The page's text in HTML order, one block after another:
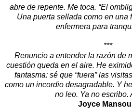
abre de repente. Me toca. “El
Una puerta sellada como en una
enfermera para
***
Renuncio a entender la razón de
cuestión queda en el aire. He
fantasma: sé que “fuera” las
como un incordio desagradable. Y
no leo. Ya no escribo.
Joyce